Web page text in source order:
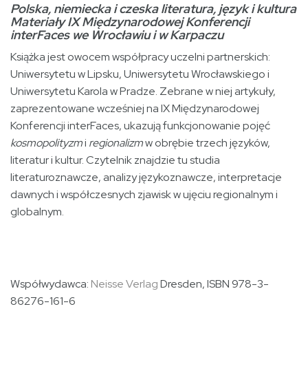
Polska, niemiecka i czeska literatura, język i kultura
Materiały IX Międzynarodowej Konferencji
interFaces we Wrocławiu i w Karpaczu
Książka jest owocem współpracy uczelni partnerskich:
Uniwersytetu w Lipsku, Uniwersytetu Wrocławskiego i
Uniwersytetu Karola w Pradze. Zebrane w niej artykuły,
zaprezentowane wcześniej na IX Międzynarodowej
Konferencji interFaces, ukazują funkcjonowanie pojęć
kosmopolityzmi regionalizmw obrębie trzech języków,
literatur i kultur. Czytelnik znajdzie tu studia
literaturoznawcze, analizy językoznawcze, interpretacje
dawnych i współczesnych zjawisk w ujęciu regionalnym i
globalnym.
Współwydawca: Neisse VerlagDresden, ISBN 978-3-
86276-161-6